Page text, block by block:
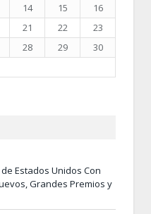
14 15
16
21 22
23
28 29
30
Estados Unidos Con
Grandes Premios y